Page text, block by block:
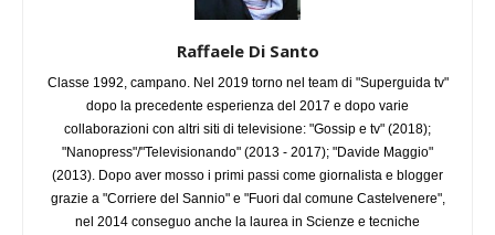
Raffaele Di Santo
Classe 1992, campano. Nel 2019 torno nel team di "Superguida tv"
dopo la precedente esperienza del 2017 e dopo varie
collaborazioni con altri siti di televisione: "Gossip e tv" (2018);
"Nanopress"/"Televisionando" (2013 - 2017); "Davide Maggio"
(2013). Dopo aver mosso i primi passi come giornalista e blogger
grazie a "Corriere del Sannio" e "Fuori dal comune Castelvenere",
nel 2014 conseguo anche la laurea in Scienze e tecniche